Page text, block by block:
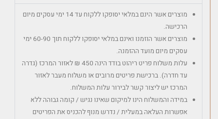
מוצרים אשר הינם במלאי יסופקו ללקוח עד 14 ימי עסקים מיום
הרכישה.
מוצרים אשר הוזמנו ואינם במלאי יסופקו ללקוח תוך 60-90 ימי
עסקים מיום מועד ההזמנה.
עלות משלוח פריט ריהוט בודד הינה 450 ₪ לאזור המרכז (גדרה
עד חדרה). ברכישת פריטים מרובים או משלוח מעבר לאזור
המרכז יש ליצור קשר לבירור עלות המשלוח.
במידה והמשלוח הינו למיקום שאינו נגיש / קומה גבוהה ללא
אפשרות העלאה במעלית / נדרש מנוף להכניס את הפריטים